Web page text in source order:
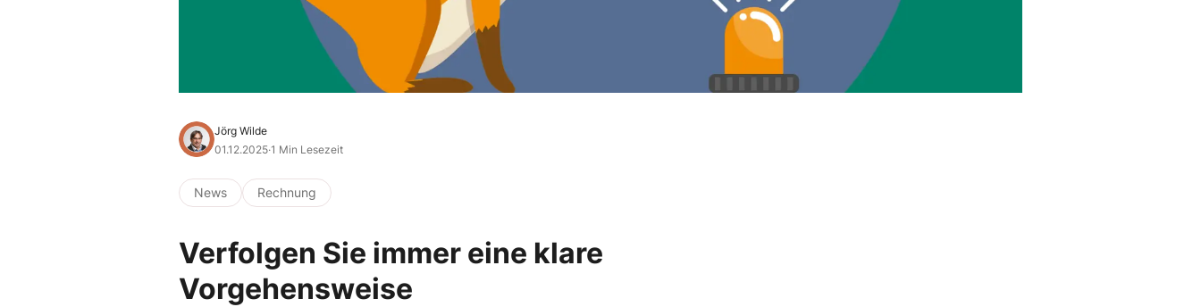
Jörg Wilde
01.12.2025·1 Min Lesezeit
News Rechnung
Verfolgen Sie immer eine klare
Vorgehensweise